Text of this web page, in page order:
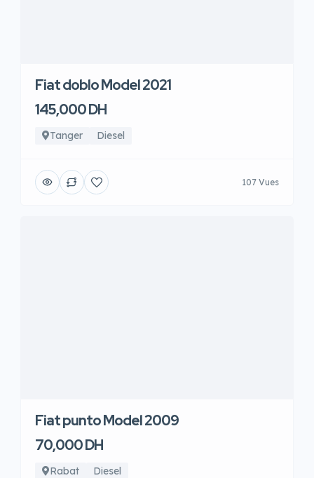
Fiat doblo Model 2021
145,000 DH
Tanger Diesel
107 Vues
Fiat punto Model 2009
70,000 DH
Rabat Diesel